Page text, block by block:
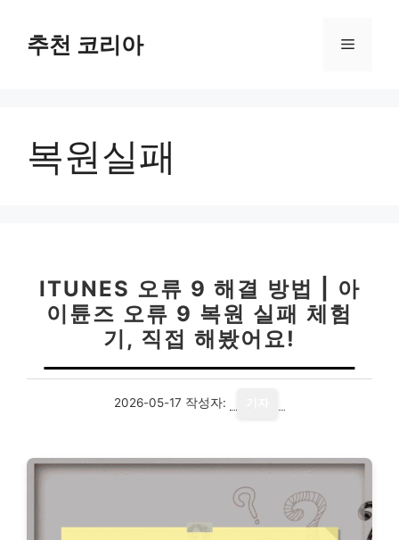
추천 코리아 메
복원실패
ITUNES 오류 9 해결 방법 | 아
이튠즈 오류 9 복원 실패 체험
기, 직접 해봤어요!
2026-05-17 작성자: